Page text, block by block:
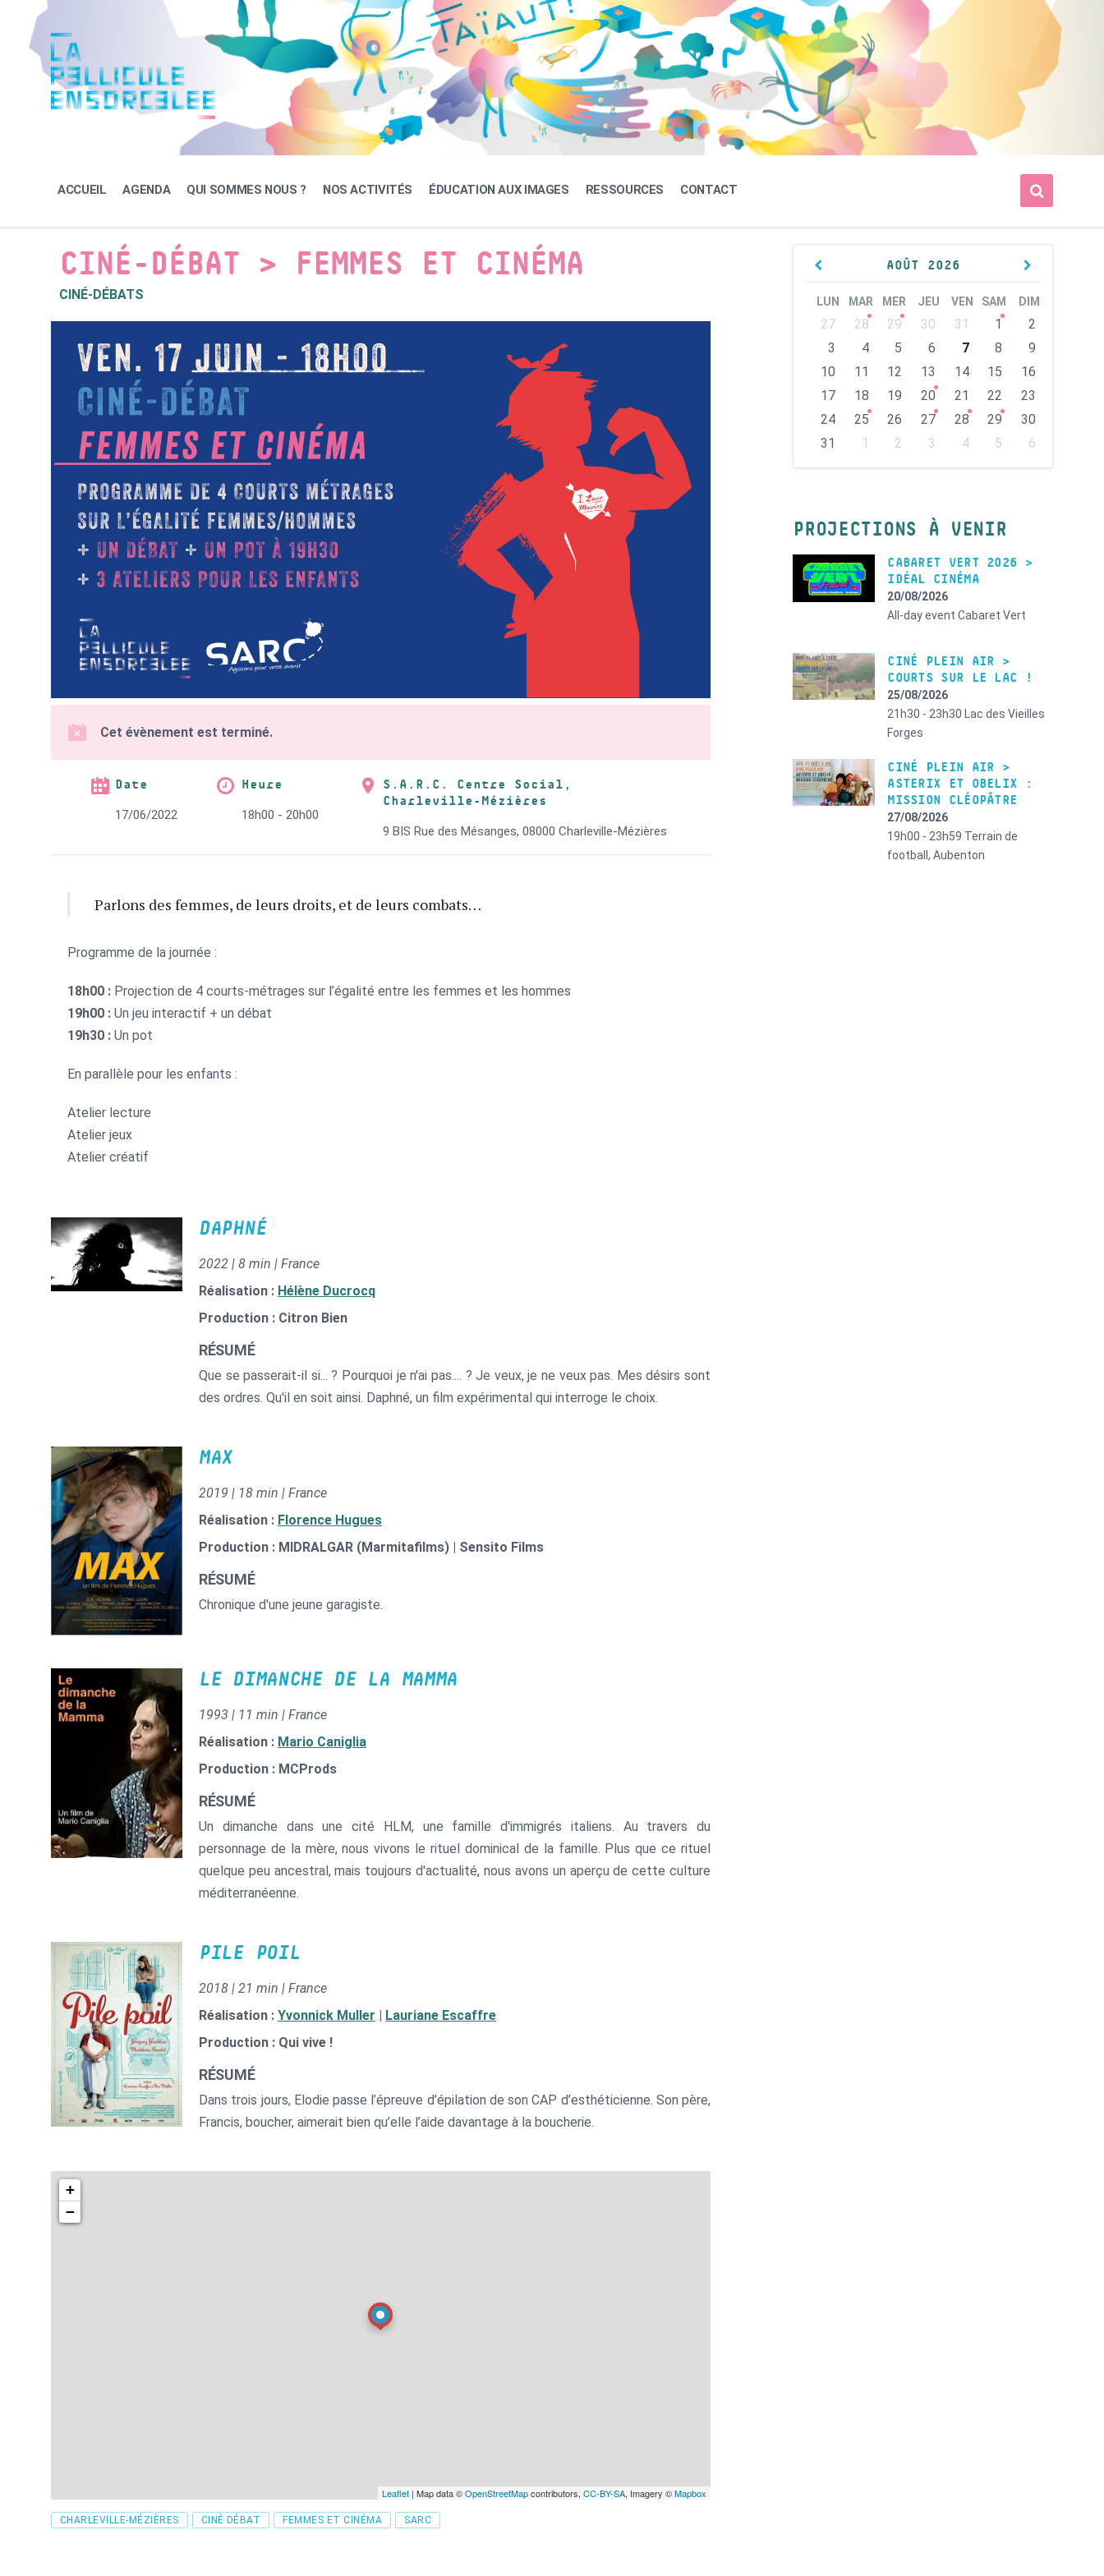
content
navigation
footer
ACCUEIL AGENDA QUI SOMMES NOUS ? NOS ACTIVITÉS ÉDUCATION AUX IMAGES RESSOURCES CONTACT
CINÉ-DÉBAT > FEMMES ET CINÉMA
CINÉ-DÉBATS
Cet évènement est terminé.
Date
17/06/2022
Heure
18h00 - 20h00
S.A.R.C. Centre Social,
Charleville-Mézières
9 BIS Rue des Mésanges, 08000 Charleville-Mézières
Parlons des femmes, de leurs droits, et de leurs combats…
Programme de la journée :
18h00 : Projection de 4 courts-métrages sur l’égalité entre les femmes et les hommes
19h00 : Un jeu interactif + un débat
19h30 : Un pot
En parallèle pour les enfants :
Atelier lecture
Atelier jeux
Atelier créatif
DAPHNÉ
2022 | 8 min | France
Réalisation : Hélène Ducrocq
Production : Citron Bien
RÉSUMÉ
Que se passerait-il si... ? Pourquoi je n'ai pas.... ? Je veux, je ne veux pas. Mes désirs sont
des ordres. Qu'il en soit ainsi. Daphné, un film expérimental qui interroge le choix.
MAX
2019 | 18 min | France
Réalisation : Florence Hugues
Production : MIDRALGAR (Marmitafilms) | Sensito Films
RÉSUMÉ
Chronique d'une jeune garagiste.
LE DIMANCHE DE LA MAMMA
1993 | 11 min | France
Réalisation : Mario Caniglia
Production : MCProds
RÉSUMÉ
Un dimanche dans une cité HLM, une famille d'immigrés italiens. Au travers du
personnage de la mère, nous vivons le rituel dominical de la famille. Plus que ce rituel
quelque peu ancestral, mais toujours d'actualité, nous avons un aperçu de cette culture
méditerranéenne.
PILE POIL
2018 | 21 min | France
Réalisation : Yvonnick Muller | Lauriane Escaffre
Production : Qui vive !
RÉSUMÉ
Dans trois jours, Elodie passe l’épreuve d’épilation de son CAP d’esthéticienne. Son père,
Francis, boucher, aimerait bien qu’elle l’aide davantage à la boucherie.
+
−
Leaflet | Map data ©OpenStreetMapcontributors,CC-BY-SA, Imagery ©Mapbox
Tags
CHARLEVILLE-MÉZIÈRES CINÉ DÉBAT FEMMES ET CINÉMA SARC
AOÛT 2026
Previous
Next
LUN MAR MER JEU VEN SAM DIM
Skip
calendar
days
27 28 29 30 31 1
2
3
4 5 6 7 8
9
10
11 12 13 14 15
16
17
18 19 20 21 22
23
24
25 26 27 28 29
30
31
1 2 3 4 5
6
PROJECTIONS À VENIR
CABARET VERT 2026 >
IDÉAL CINÉMA
20/08/2026
All-day eventCabaret Vert
CINÉ PLEIN AIR >
COURTS SUR LE LAC !
25/08/2026
21h30 - 23h30 Lac des Vieilles
Forges
CINÉ PLEIN AIR >
ASTERIX ET OBELIX :
MISSION CLÉOPÂTRE
27/08/2026
19h00 - 23h59 Terrain de
football, Aubenton